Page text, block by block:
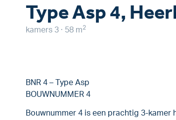
Type Asp 4,
kamers 3 · 58 m2
BNR 4 – Type Asp
BOUWNUMMER 4
Bouwnummer 4 is een prachtig 3-